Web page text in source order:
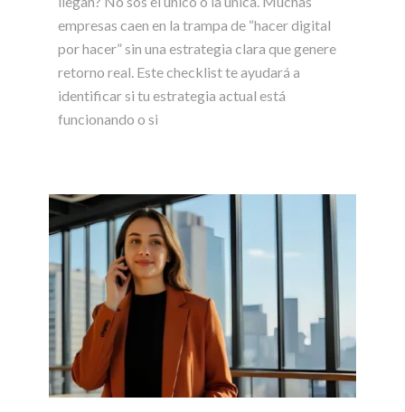
empresas caen en la trampa de “hacer digital
por hacer” sin una estrategia clara que genere
retorno real. Este checklist te ayudará a
identificar si tu estrategia actual está
funcionando o si